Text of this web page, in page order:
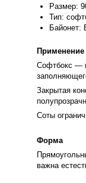
Размер:
Тип:
Байонет:
Применение
Софтбокс —
Закрытая
Соты
Форма
важна